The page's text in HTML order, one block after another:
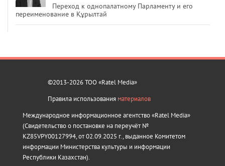
Переход к однопалатному Парламенту и его
переименование в Құрылтай
©2013-2026 ТОО «Ratel Media»
Правила использования материалов
Международное информационное агентство «Ratel Media»
(Свидетельство о постановке на переучёт №
KZ85VPY00127994, от 02.09.2025 г., выданное Комитетом
информации Министерства культуры и информации
Республики Казахстан).